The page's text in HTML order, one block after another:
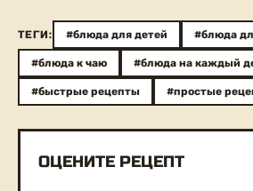
ТЕГИ: #блюда для детей #блюда
#блюда к чаю #блюда на каждый
#быстрые рецепты #простые
ОЦЕНИТЕ РЕЦЕПТ